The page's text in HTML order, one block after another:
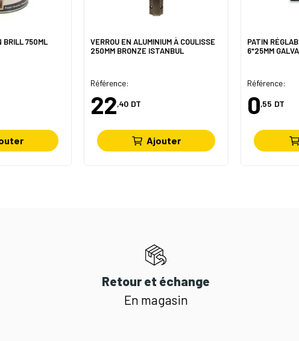
BRILL 750ML
VERROU EN ALUMINIUM À COULISSE
250MM BRONZE ISTANBUL
Référence:
22,40 DT
Ajouter
PATIN
6*25MM
Référence:
0,55 DT
Retour et échange
En magasin